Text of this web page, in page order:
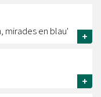
mirades en blau'
+
+